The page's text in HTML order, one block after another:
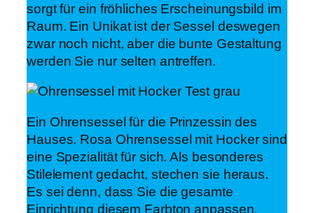
sorgt für ein fröhliches Erscheinungsbild im
Raum. Ein Unikat ist der Sessel deswegen
zwar noch nicht, aber die bunte Gestaltung
werden Sie nur selten antreffen.
Ein Ohrensessel für die Prinzessin des
Hauses. Rosa Ohrensessel mit Hocker sind
eine Spezialität für sich. Als besonderes
Stilelement gedacht, stechen sie heraus.
Es sei denn, dass Sie die gesamte
Einrichtung diesem Farbton anpassen.